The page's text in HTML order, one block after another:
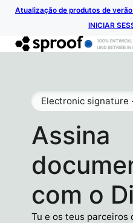
Atualização de produtos de
INICIAR
Assina
com o
Electronic signature
Tu e os teus parceiros